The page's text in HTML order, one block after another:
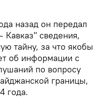
назад он передал
Кавказ" сведения,
тайну, за что якобы
об информации с
по вопросу
границы,
года.